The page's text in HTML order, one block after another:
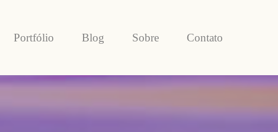
Portfólio Blog Sobre Contato